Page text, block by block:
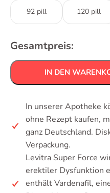
92 pill 120 pill
Gesamtpreis:
IN DEN
In unserer Apotheke
ohne Rezept kaufen,
ganz Deutschland.
Verpackung.
Levitra Super Force
erektiler Dysfunktion
enthält Vardenafil,